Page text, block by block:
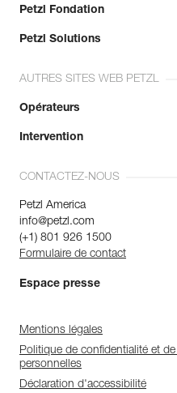
Petzl Fondation
Petzl Solutions
AUTRES SITES WEB PETZL
Opérateurs
Intervention
CONTACTEZ-NOUS
Petzl America
info@petzl.com
(+1) 801 926 1500
Formulaire de contact
Espace presse
Mentions légales
Politique de confidentialité et
personnelles
Déclaration d'accessibilité